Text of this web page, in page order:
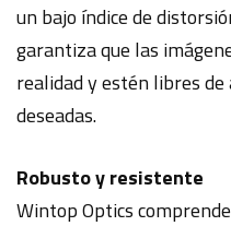
un bajo índice de
garantiza que las
realidad y estén libres
deseadas.
Robusto y resistente
Wintop Optics